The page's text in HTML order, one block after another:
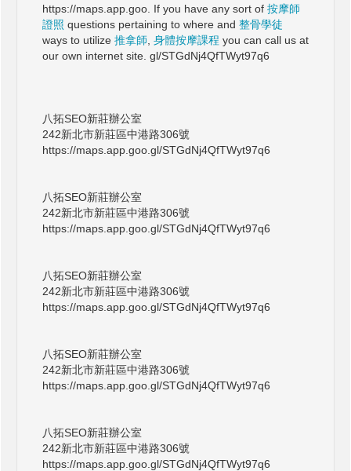
https://maps.app.goo. If you have any sort of 按摩師
證照 questions pertaining to where and 整骨學徒
ways to utilize 推拿師 身體按摩課程 you can call us at
our own internet site. gl/STGdNj4QfTWyt97q6
八拓SEO新莊辦公室
242新北市新莊區中港路306號
https://maps.app.goo.gl/STGdNj4QfTWyt97q6
八拓SEO新莊辦公室
242新北市新莊區中港路306號
https://maps.app.goo.gl/STGdNj4QfTWyt97q6
八拓SEO新莊辦公室
242新北市新莊區中港路306號
https://maps.app.goo.gl/STGdNj4QfTWyt97q6
八拓SEO新莊辦公室
242新北市新莊區中港路306號
https://maps.app.goo.gl/STGdNj4QfTWyt97q6
八拓SEO新莊辦公室
242新北市新莊區中港路306號
https://maps.app.goo.gl/STGdNj4QfTWyt97q6